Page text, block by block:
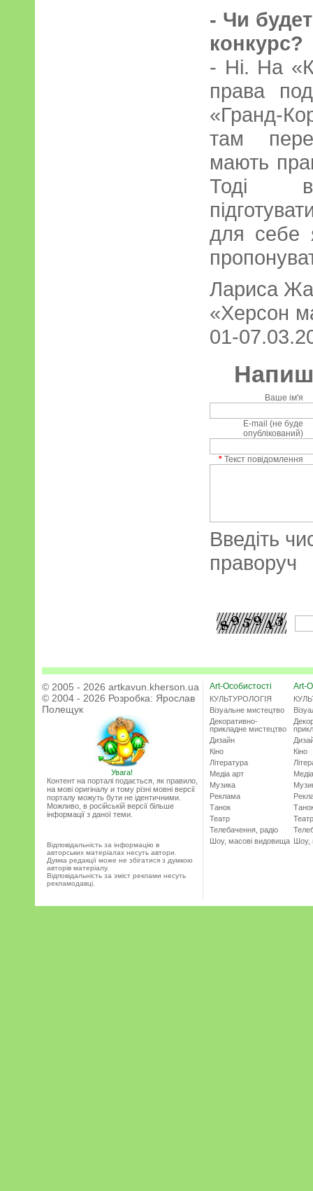
- Чи
конкурс?
- Ні. На
права
«Гранд-
там
мають
Тоді
для себе
Лариса
«Херсон
01-
Ваше ім'я
E-mail (не буде
опублікований)
* Текст повідомлення
Введіть
праворуч
© 2005 - 2026 artkavun.kherson.ua
© 2004 - 2026 Розробка: Ярослав
Полещук
Увага!
Контент на порталі подається, як правило,
на мові оригіналу и тому різні мовні версії
порталу можуть бути не ідентичними.
Можливо, в російській версії більше
інформації з даної теми.
Відповідальність за інформацію в
авторських матеріалах несуть автори.
Думка редакції може не збігатися з думкою
авторів матеріалу.
Відповідальність за зміст реклами несуть
рекламодавці.
Art-Особистості
КУЛЬТУРОЛОГІЯ
Візуальне мистецтво
Декоративно-
прикладне мистецтво
Дизайн
Кіно
Література
Медіа арт
Музика
Реклама
Танок
Театр
Телебачення, радіо
Шоу, масові видовища
Art-
Кіно
Театр
Шоу,